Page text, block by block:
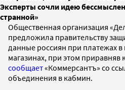
Эксперты сочли идею
странной»
Общественная организация
предложила правительству
данные россиян при платежах
магазинах, при этом
сообщает«Коммерсантъ» со
объединения в кабмин.